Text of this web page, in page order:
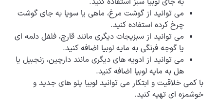
می توانید از گوشت مرغ، ماهی یا سویا به جای گوشت
چرخ کرده استفاده کنید.
می توانید از سبزیجات دیگری مانند قارچ، فلفل دلمه ای
یا گوجه فرنگی به مایه لوبیا اضافه کنید.
می توانید از ادویه های دیگری مانند دارچین، زنجبیل یا
هل به مایه لوبیا اضافه کنید.
با کمی خلاقیت و ابتکار می توانید لوبیا پلو های جدید و
خوشمزه ای تهیه کنید.